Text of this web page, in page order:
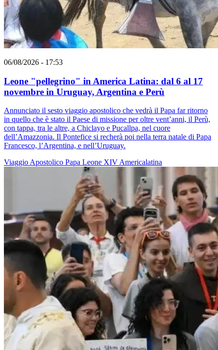
06/08/2026 - 17:53
Leone "pellegrino" in America Latina: dal 6 al 17
novembre in Uruguay, Argentina e Perù
Annunciato il sesto viaggio apostolico che vedrà il Papa far ritorno
in quello che è stato il Paese di missione per oltre vent’anni, il Perù,
con tappa, tra le altre, a Chiclayo e Pucallpa, nel cuore
dell’Amazzonia. Il Pontefice si recherà poi nella terra natale di Papa
Francesco, l’Argentina, e nell’Uruguay.
Viaggio Apostolico Papa Leone XIV Americalatina